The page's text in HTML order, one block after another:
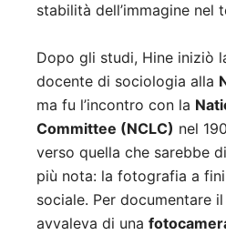
stabilità dell’immagine nel
Dopo gli studi, Hine iniziò
docente di sociologia alla
ma fu l’incontro con la
Committee (NCLC) nel
verso quella che sarebbe
più nota: la fotografia a
sociale. Per documentare
avvaleva di una